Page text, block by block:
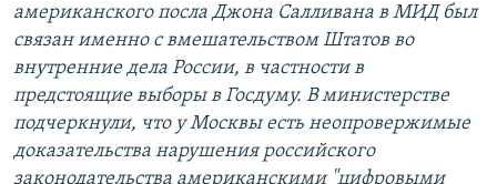
американского посла Джона Салливана в МИД был
связан именно с вмешательством Штатов во
внутренние дела России, в частности в
предстоящие выборы в Госдуму. В министерстве
подчеркнули, что у Москвы есть неопровержимые
доказательства нарушения российского
законодательства американскими "цифровыми